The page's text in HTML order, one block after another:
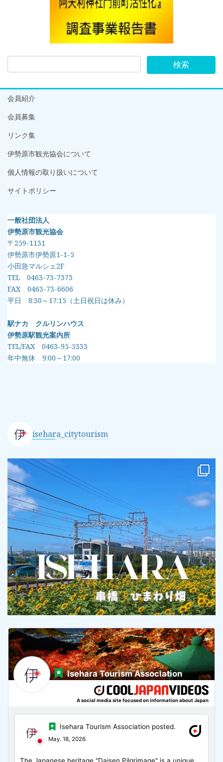
会員紹介
会員募集
リンク集
伊勢原市観光協会について
個人情報の取り扱いについて
サイトポリシー
一般社団法人
伊勢原市観光協会
〒259-1131
伊勢原市伊勢原1-1-5
小田急マルシェ2F
TEL 0463-73-7373
FAX 0463-73-6606
平日 8:30～17:15（土日祝日は休み）
駅ナカ クルリンハウス
伊勢原駅観光案内所
TEL/FAX 0463-95-5333
年中無休 9:00～17:00
isehara_citytourism